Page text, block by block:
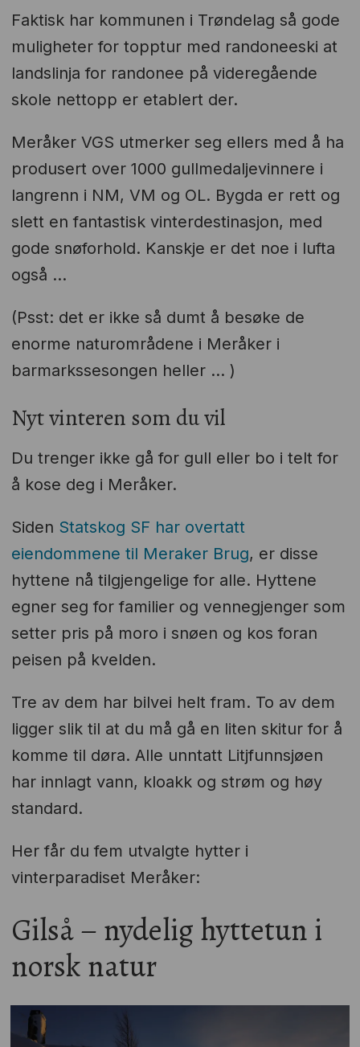
Faktisk har kommunen i Trøndelag så gode
muligheter for topptur med randoneeski at
landslinja for randonee på videregående
skole nettopp er etablert der.
Meråker VGS utmerker seg ellers med å ha
produsert over 1000 gullmedaljevinnere i
langrenn i NM, VM og OL. Bygda er rett og
slett en fantastisk vinterdestinasjon, med
gode snøforhold. Kanskje er det noe i lufta
også ...
(Psst: det er ikke så dumt å besøke de
enorme naturområdene i Meråker i
barmarkssesongen heller ... )
Nyt vinteren som du vil
Du trenger ikke gå for gull eller bo i telt for
å kose deg i Meråker.
Siden Statskog SF har overtatt
eiendommene til Meraker Brug, er disse
hyttene nå tilgjengelige for alle. Hyttene
egner seg for familier og vennegjenger som
setter pris på moro i snøen og kos foran
peisen på kvelden.
Tre av dem har bilvei helt fram. To av dem
ligger slik til at du må gå en liten skitur for å
komme til døra. Alle unntatt Litjfunnsjøen
har innlagt vann, kloakk og strøm og høy
standard.
Her får du fem utvalgte hytter i
vinterparadiset Meråker:
Gilså – nydelig hyttetun i
norsk natur